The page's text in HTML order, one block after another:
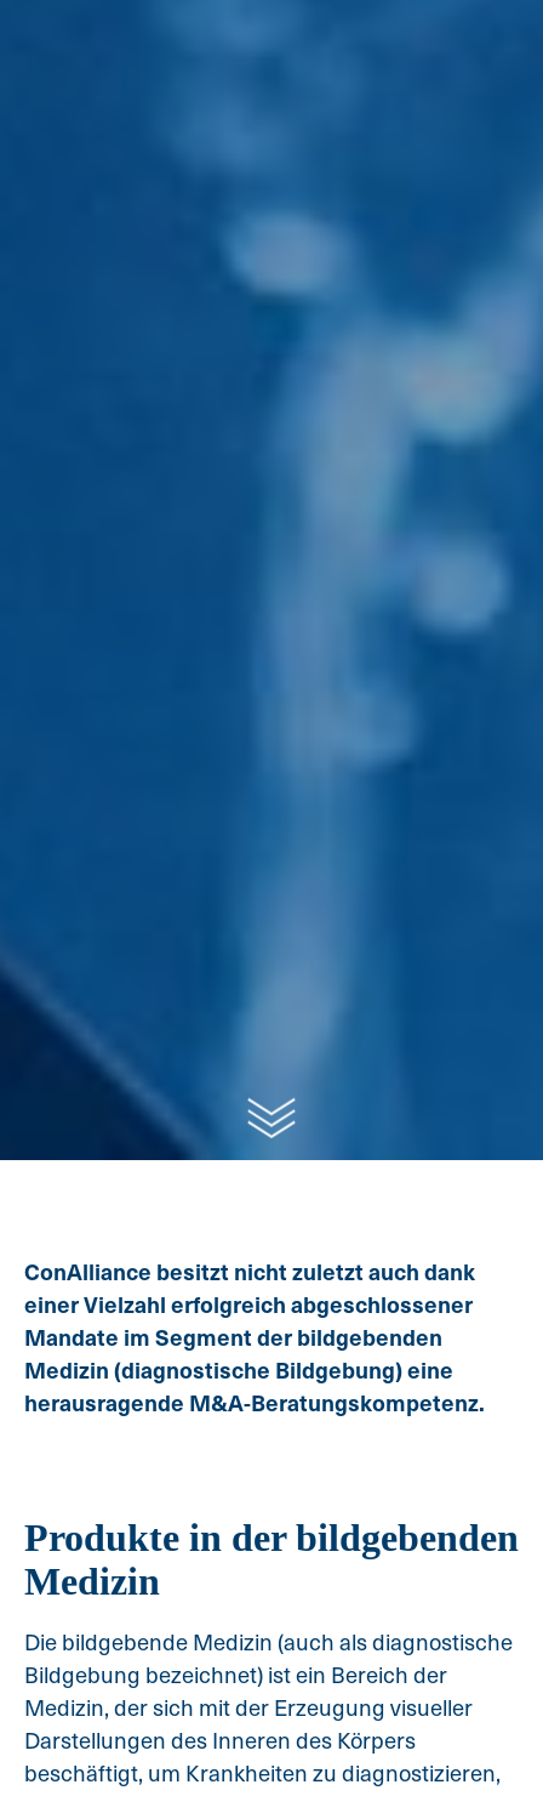
ConAlliance besitzt nicht zuletzt auch dank
einer Vielzahl erfolgreich abgeschlossener
Mandate im Segment der bildgebenden
Medizin (diagnostische Bildgebung) eine
herausragende M&A-Beratungskompetenz.
Produkte in der bildgebenden
Medizin
Die bildgebende Medizin (auch als diagnostische
Bildgebung bezeichnet) ist ein Bereich der
Medizin, der sich mit der Erzeugung visueller
Darstellungen des Inneren des Körpers
beschäftigt, um Krankheiten zu diagnostizieren,